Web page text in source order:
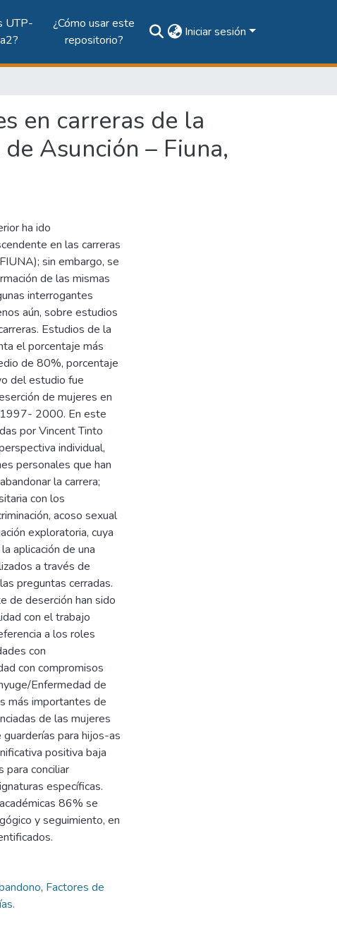
UTP-
¿Cómo usar este
repositorio?
Iniciar sesión
en carreras de la
Asunción – Fiuna,
ha ido
en las carreras
sin embargo, se
de las mismas
interrogantes
aún, sobre estudios
Estudios de la
el porcentaje más
de 80%, porcentaje
del estudio fue
de mujeres en
1997- 2000. En este
por Vincent Tinto
individual,
personales que han
la carrera;
con los
acoso sexual
exploratoria, cuya
aplicación de una
a través de
preguntas cerradas.
de deserción han sido
con el trabajo
a los roles
con
con compromisos
Enfermedad de
más importantes de
de las mujeres
para hijos-as
positiva baja
conciliar
específicas.
86% se
y seguimiento, en
, Factores de